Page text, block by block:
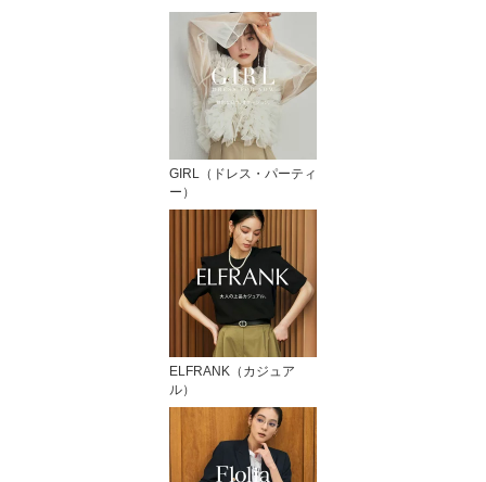
GIRL（ドレス・パーティ
ー）
ELFRANK（カジュア
ル）